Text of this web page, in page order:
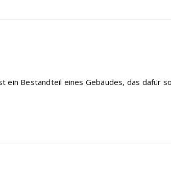
ein Bestandteil eines Gebäudes, das dafür